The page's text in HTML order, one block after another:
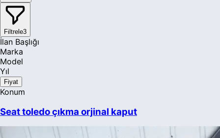
Filtrele3
İlan Başlığı
Marka
Model
Yıl
Fiyat
Konum
Seat toledo çıkma orjinal kaput